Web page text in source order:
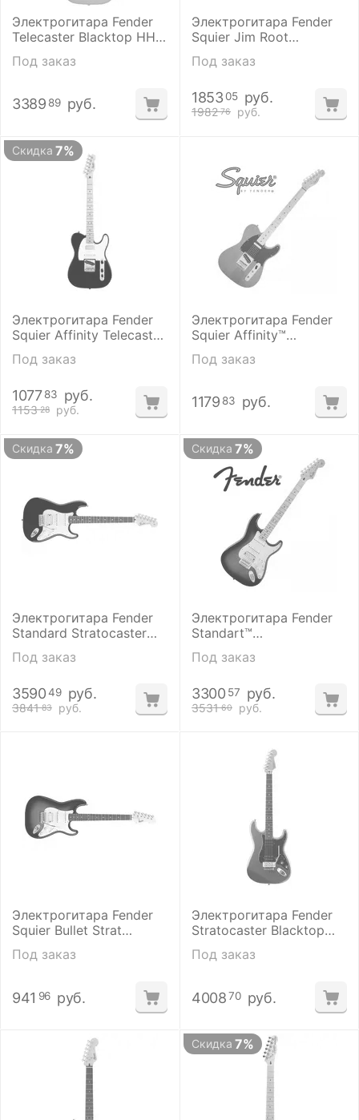
Электрогитара Fender
Telecaster Blacktop HH
MN Silver
Под заказ
3389 89 руб.
Электрогитара Fender
Squier Jim Root
Telecaster Flat White
Под заказ
1982 76 руб.
1853 05 руб.
Скидка 7%
Электрогитара Fender
Squier Affinity Telecaster
Под заказ
1153 28 руб.
1077 83 руб.
Электрогитара Fender
Squier Affinity™
Butterscotch Blonde
Под заказ
1179 83 руб.
Скидка 7%
Электрогитара Fender
Standard Stratocaster
Под заказ
3841 83 руб.
3590 49 руб.
Скидка 7%
Электрогитара Fender
Standart™
Plus Tobacco Sunburst
Под заказ
3531 60 руб.
3300 57 руб.
Электрогитара Fender
Squier Bullet Strat
Tremolo HSS Brown
Sunburst
Под заказ
941 96 руб.
Электрогитара Fender
Stratocaster Blacktop
RW Floyd Rose Titanium
Silver
Под заказ
4008 70 руб.
Скидка 7%